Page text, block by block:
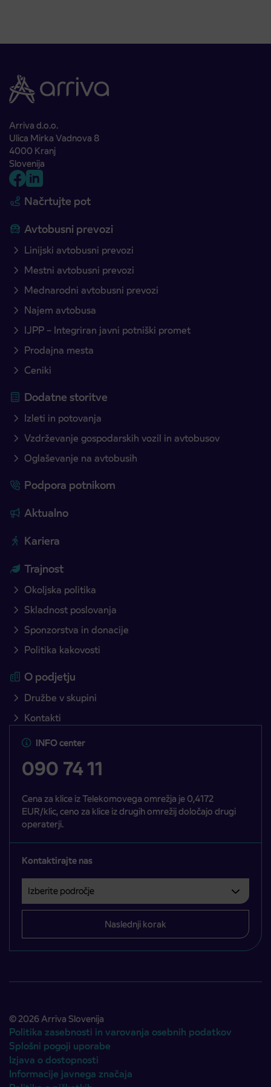
Arriva d.o.o.
Ulica Mirka Vadnova 8
4000 Kranj
Slovenija
Načrtujte pot
Avtobusni prevozi
Linijski avtobusni prevozi
Mestni avtobusni prevozi
Mednarodni avtobusni prevozi
Najem avtobusa
IJPP – Integriran javni potniški promet
Prodajna mesta
Ceniki
Dodatne storitve
Izleti in potovanja
Vzdrževanje gospodarskih vozil in avtobusov
Oglaševanje na avtobusih
Podpora potnikom
Aktualno
Kariera
Trajnost
Okoljska politika
Skladnost poslovanja
Sponzorstva in donacije
Politika kakovosti
O podjetju
Družbe v skupini
Kontakti
INFO center
090 74 11
Cena za klice iz Telekomovega omrežja je 0,4172
EUR/klic, ceno za klice iz drugih omrežij določajo drugi
operaterji.
Kontaktirajte nas
Izberite področje
Področje je obvezno izbrati.
Naslednji korak
© 2026 Arriva Slovenija
Politika zasebnosti in varovanja osebnih podatkov
Splošni pogoji uporabe
Izjava o dostopnosti
Informacije javnega značaja